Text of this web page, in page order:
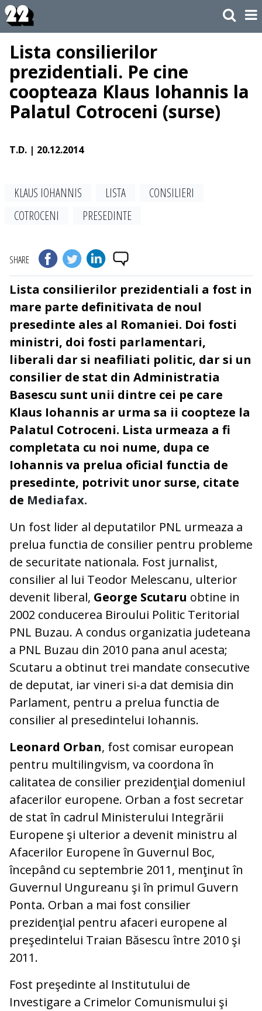
Lista consilierilor
prezidentiali. Pe cine
coopteaza Klaus Iohannis la
Palatul Cotroceni (surse)
T.D. | 20.12.2014
KLAUS IOHANNIS LISTA
CONSILIERI
COTROCENI
PRESEDINTE
SHARE
Lista consilierilor prezidentiali a fost in
mare parte definitivata de noul
presedinte ales al Romaniei. Doi fosti
ministri, doi fosti parlamentari,
liberali dar si neafiliati politic, dar si un
consilier de stat din Administratia
Basescu sunt unii dintre cei pe care
Klaus Iohannis ar urma sa ii coopteze la
Palatul Cotroceni. Lista urmeaza a fi
completata cu noi nume, dupa ce
Iohannis va prelua oficial functia de
presedinte, potrivit unor surse, citate
de Mediafax.
Un fost lider al deputatilor PNL urmeaza a
prelua functia de consilier pentru probleme
de securitate nationala. Fost jurnalist,
consilier al lui Teodor Melescanu, ulterior
devenit liberal, George Scutaru obtine in
2002 conducerea Biroului Politic Teritorial
PNL Buzau. A condus organizatia judeteana
a PNL Buzau din 2010 pana anul acesta;
Scutaru a obtinut trei mandate consecutive
de deputat, iar vineri si-a dat demisia din
Parlament, pentru a prelua functia de
consilier al presedintelui Iohannis.
Leonard Orban, fost comisar european
pentru multilingvism, va coordona în
calitatea de consilier prezidenţial domeniul
afacerilor europene. Orban a fost secretar
de stat în cadrul Ministerului Integrării
Europene şi ulterior a devenit ministru al
Afacerilor Europene în Guvernul Boc,
începând cu septembrie 2011, menţinut în
Guvernul Ungureanu şi în primul Guvern
Ponta. Orban a mai fost consilier
prezidenţial pentru afaceri europene al
preşedintelui Traian Băsescu între 2010 şi
2011.
Fost preşedinte al Institutului de
Investigare a Crimelor Comunismului şi